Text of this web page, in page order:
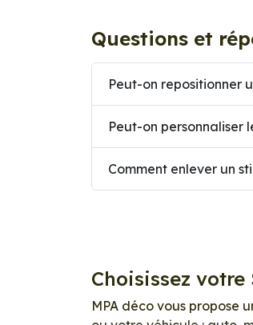
Questions et
Peut-on repositionner
Peut-on personnaliser
Comment enlever un
Choisissez
MPA déco vous propose